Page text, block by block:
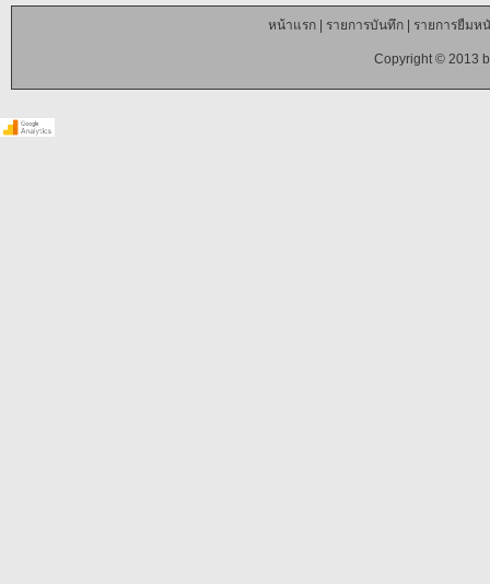
หน้าแรก| รายการบันทึก| รายการยืมห
Copyright © 2013